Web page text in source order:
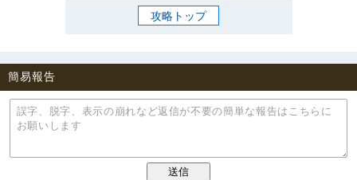
攻略トップ
簡易報告